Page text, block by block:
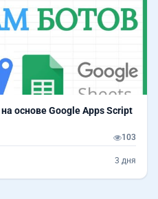
основе Google Apps Script
103
3 дня